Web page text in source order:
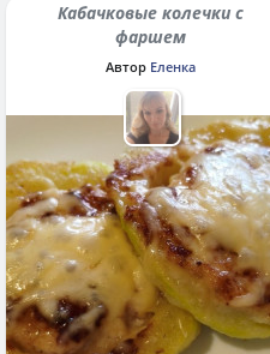
Кабачковые колечки с
фаршем
Автор Еленка